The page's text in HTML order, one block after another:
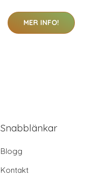
MER INFO!
Snabblänkar
Blogg
Kontakt